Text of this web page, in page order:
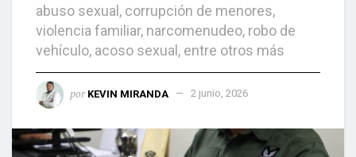
abuso sexual, corrupción de menores,
violencia familiar, narcomenudeo, robo de
vehículo, acoso sexual, entre otros más
por KEVIN MIRANDA 2 junio, 2026